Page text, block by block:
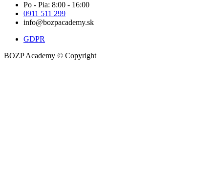
Po - Pia: 8:00 - 16:00
0911 511 299
info@bozpacademy.sk
GDPR
BOZP Academy © Copyright